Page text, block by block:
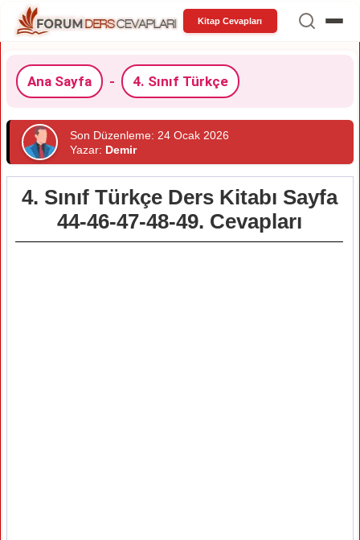
Kitap Cevapları
Ana Sayfa - 4. Sınıf Türkçe
Son Düzenleme: 24 Ocak 2026
Yazar: Demir
4. Sınıf Türkçe Ders Kitabı Sayfa
44-46-47-48-49. Cevapları